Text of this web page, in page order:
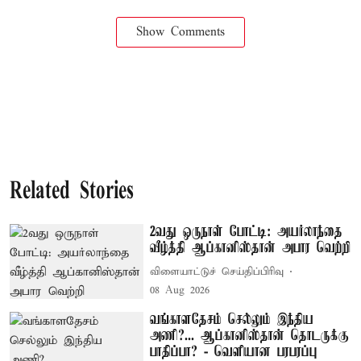
Show Comments
Related Stories
2வது ஒருநாள் போட்டி: அயர்லாந்தை
வீழ்த்தி ஆப்கானிஸ்தான் அபார வெற்றி
விளையாட்டுச் செய்திப்பிரிவு
08 Aug 2026
வங்காளதேசம் செல்லும் இந்திய
அணி?... ஆப்கானிஸ்தான் தொடருக்கு
பாதிப்பா? - வெளியான பரபரப்பு